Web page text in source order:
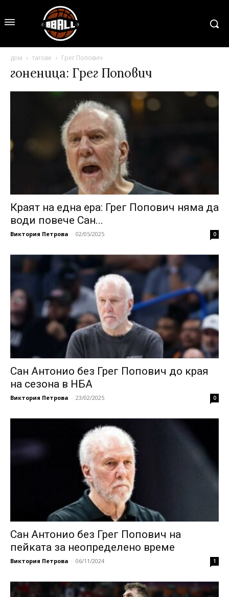
дом тагове Грег Попович
гоненица: Грег Попович
Краят на една ера: Грег Попович няма да
води повече Сан...
Виктория Петрова - 02/05/2025 0
Сан Антонио без Грег Попович до края
на сезона в НБА
Виктория Петрова - 23/02/2025 0
Сан Антонио без Грег Попович на
пейката за неопределено време
Виктория Петрова - 06/11/2024 1